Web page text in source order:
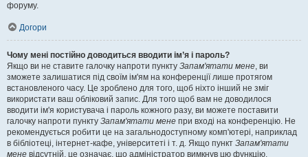
форуму.
Догори
Чому мені постійно доводиться вводити ім’я і пароль?
Якщо ви не ставите галочку напроти пункту Запам'ятати мене, ви
зможете залишатися під своїм ім'ям на конференції лише протягом
встановленого часу. Це зроблено для того, щоб ніхто інший не зміг
використати ваш обліковий запис. Для того щоб вам не доводилося
вводити ім'я користувача і пароль кожного разу, ви можете поставити
галочку напроти пункту Запам'ятати мене при вході на конференцію. Не
рекомендується робити це на загальнодоступному комп'ютері, наприклад
в бібліотеці, інтернет-кафе, університеті і т. д. Якщо пункт Запам'ятати
мене відсутній, це означає, що адміністратор вимкнув цю функцію.